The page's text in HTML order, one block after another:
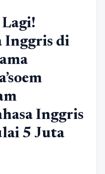
Inggris di
Inggris
5 Juta